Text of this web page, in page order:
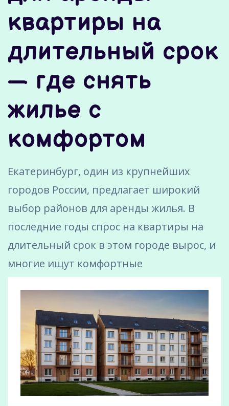
квартиры на
длительный срок
— где снять
жилье с
комфортом
Екатеринбург, один из крупнейших
городов России, предлагает широкий
выбор районов для аренды жилья. В
последние годы спрос на квартиры на
длительный срок в этом городе вырос, и
многие ищут комфортные